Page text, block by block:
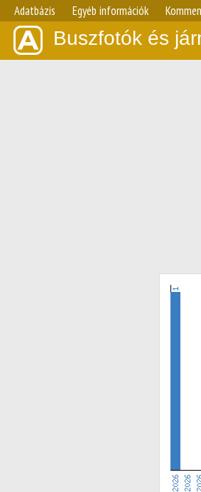
Adatbázis Egyéb információk
Buszfotók és